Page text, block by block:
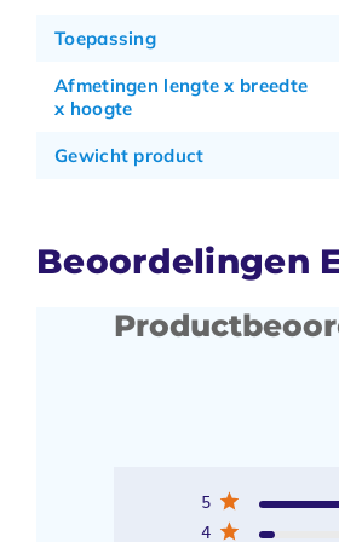
Toepassing
Afmetingen lengte x breedte
x hoogte
Gewicht product
Beoordelingen
5
4